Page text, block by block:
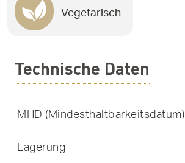
Vegetarisch
Technische Daten
MHD (Mindesthaltbarkeitsdatum)
Lagerung